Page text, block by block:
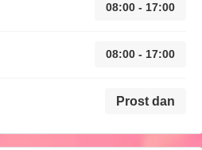
08:00 - 17:00
08:00 - 17:00
Prost dan